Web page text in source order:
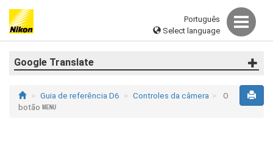
Português
Select language
Google Translate
Guia de referência D6 Controles da câmera
O
botão G